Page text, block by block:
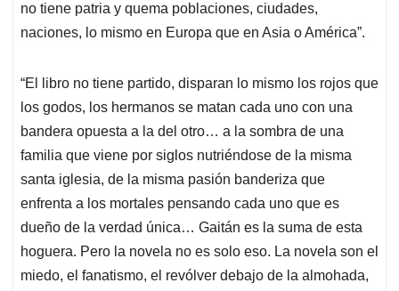
no tiene patria y quema poblaciones, ciudades,
naciones, lo mismo en Europa que en Asia o América”.
“El libro no tiene partido, disparan lo mismo los rojos que
los godos, los hermanos se matan cada uno con una
bandera opuesta a la del otro… a la sombra de una
familia que viene por siglos nutriéndose de la misma
santa iglesia, de la misma pasión banderiza que
enfrenta a los mortales pensando cada uno que es
dueño de la verdad única… Gaitán es la suma de esta
hoguera. Pero la novela no es solo eso. La novela son el
miedo, el fanatismo, el revólver debajo de la almohada,